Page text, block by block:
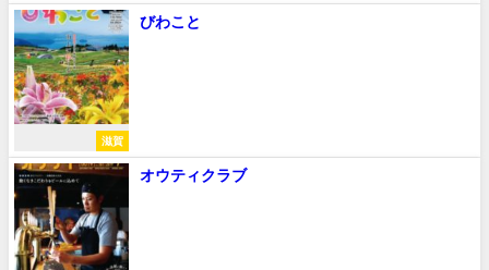
滋賀
びわこと
オウティクラブ